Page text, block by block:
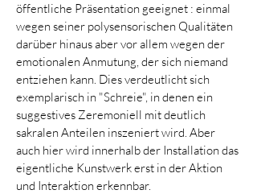
öffentliche Präsentation geeignet : einmal
wegen seiner polysensorischen Qualitäten
darüber hinaus aber vor allem wegen der
emotionalen Anmutung, der sich niemand
entziehen kann. Dies verdeutlicht sich
exemplarisch in "Schreie", in denen ein
suggestives Zeremoniell mit deutlich
sakralen Anteilen inszeniert wird. Aber
auch hier wird innerhalb der Installation das
eigentliche Kunstwerk erst in der Aktion
und Interaktion erkennbar.